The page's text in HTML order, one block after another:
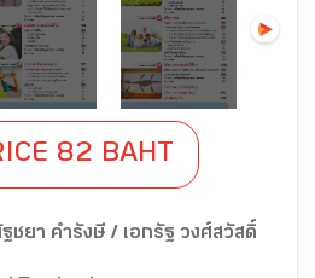
82 BAHT
ชยา คำรังษี / เอกรัฐ วงศ์สวัสดิ์